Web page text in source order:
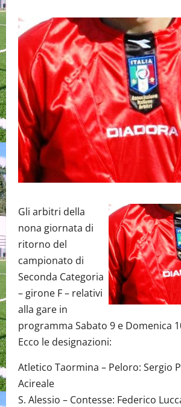
Gli arbitri della
nona giornata di
ritorno del
campionato di
Seconda Categoria
– girone F – relativi
alla gare in
programma Sabato 9 e Domenica
Ecco le designazioni:
Atletico Taormina – Peloro: Sergio
Acireale
S. Alessio – Contesse: Federico